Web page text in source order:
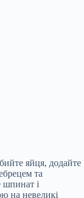
яйця, додайте
та
шпинат і
на невеликі